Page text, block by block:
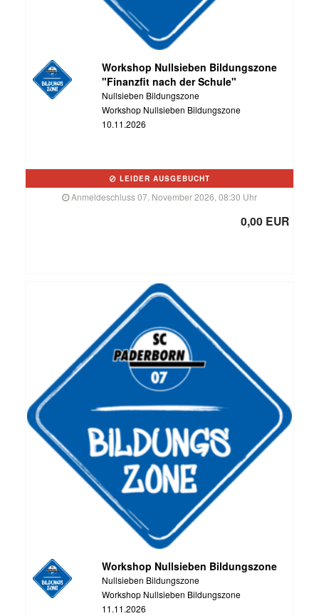
Workshop Nullsieben Bildungszone
"Finanzfit nach der Schule"
Nullsieben Bildungszone
Workshop Nullsieben Bildungszone
10.11.2026
LEIDER AUSGEBUCHT
Anmeldeschluss 07. November 2026, 08:30 Uhr
0,00 EUR
Workshop Nullsieben Bildungszone
Nullsieben Bildungszone
Workshop Nullsieben Bildungszone
11.11.2026